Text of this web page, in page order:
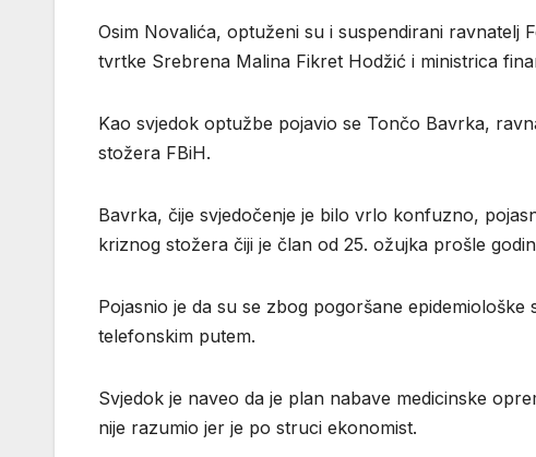
Osim Novalića, optuženi su i suspendirani ravnatelj
tvrtke Srebrena Malina Fikret Hodžić i ministrica
Kao svjedok optužbe pojavio se Tončo Bavrka,
stožera FBiH.
Bavrka, čije svjedočenje je bilo vrlo konfuzno,
kriznog stožera čiji je član od 25. ožujka prošle
Pojasnio je da su se zbog pogoršane
telefonskim putem.
Svjedok je naveo da je plan nabave medicinske
nije razumio jer je po struci ekonomist.